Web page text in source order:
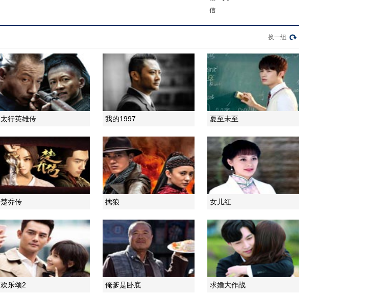
2014-10-16 06:06:33
《领袖》 第21集 精彩看
2014-10-16 06:12:14
《领袖》 第22集 精彩看
2014-10-16 06:15:14
《领袖》 第23集 精彩看
2014-10-17 07:39:18
《领袖》 第24集 精彩看
点
2014-10-17 07:39:18
《领袖》 第25集 精彩看
点
2014-10-17 07:42:19
换一组
太行英雄传 我的1997 夏至未至
楚乔传 擒狼 女儿红
欢乐颂2 俺爹是卧底 求婚大作战